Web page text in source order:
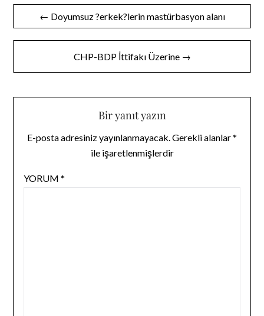
Yazı
gezinmesi
← Doyumsuz ?erkek?lerin mastürbasyon alanı
CHP-BDP İttifakı Üzerine →
Bir yanıt yazın
E-posta adresiniz yayınlanmayacak.Gerekli alanlar*
ile işaretlenmişlerdir
YORUM *